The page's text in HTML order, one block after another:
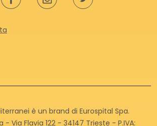
è un brand di Eurospital Spa.
- Via Flavia 122 - 34147 Trieste - P.IVA: